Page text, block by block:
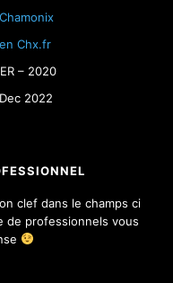
Chx.fr
– 2020
2022
clef dans le champs ci
de professionnels vous